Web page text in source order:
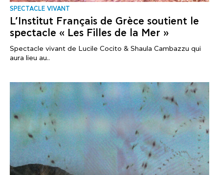
SPECTACLE VIVANT
L’Institut Français de Grèce soutient le
spectacle « Les Filles de la Mer »
Spectacle vivant de Lucile Cocito & Shaula Cambazzu qui
aura lieu au..